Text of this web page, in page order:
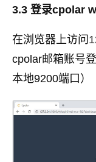
3.3 登录cpolar
在浏览器上访问
cpolar邮箱账号
本地9200端口）